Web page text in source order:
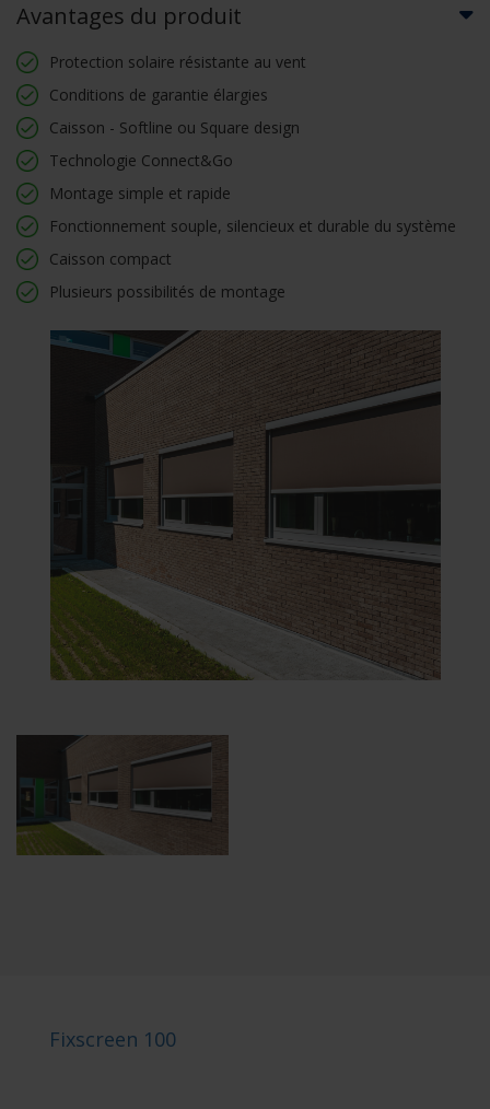
Avantages du produit
Protection solaire résistante au vent
Conditions de garantie élargies
Caisson - Softline ou Square design
Technologie Connect&Go
Montage simple et rapide
Fonctionnement souple, silencieux et durable du système
Caisson compact
Plusieurs possibilités de montage
Fixscreen 100